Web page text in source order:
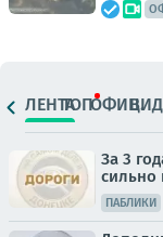
ЛЕНТАТОПОФИЦ.
За 3
сильно
ПАБЛИКИ